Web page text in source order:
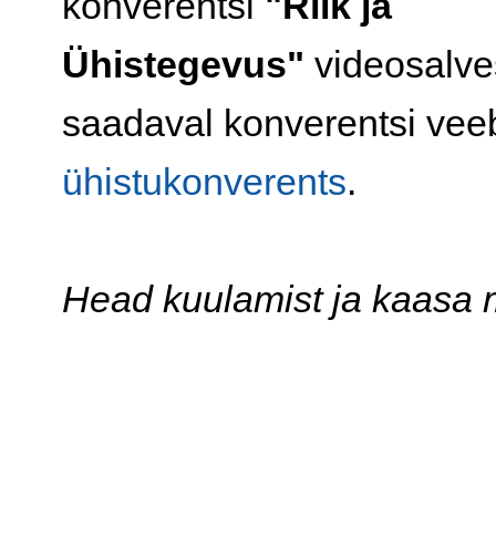
Ühistegevus"
saadaval konverentsi
ühistukonverents.
Head kuulamist ja kaasa